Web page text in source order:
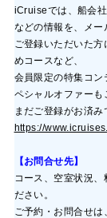
iCruiseでは、船会
などの情報を、メー
ご登録いただいた
めコースなど、
会員限定の特集コン
ペシャルオファーも
まだご登録がお済み
https://
【お問合せ先】
コース、空室状況
ださい。
ご予約・お問合せは